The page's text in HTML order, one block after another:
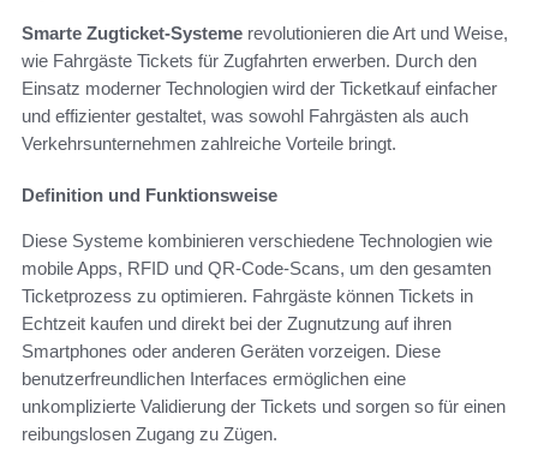
Smarte Zugticket-Systeme revolutionieren die Art und Weise,
wie Fahrgäste Tickets für Zugfahrten erwerben. Durch den
Einsatz moderner Technologien wird der Ticketkauf einfacher
und effizienter gestaltet, was sowohl Fahrgästen als auch
Verkehrsunternehmen zahlreiche Vorteile bringt.
Definition und Funktionsweise
Diese Systeme kombinieren verschiedene Technologien wie
mobile Apps, RFID und QR-Code-Scans, um den gesamten
Ticketprozess zu optimieren. Fahrgäste können Tickets in
Echtzeit kaufen und direkt bei der Zugnutzung auf ihren
Smartphones oder anderen Geräten vorzeigen. Diese
benutzerfreundlichen Interfaces ermöglichen eine
unkomplizierte Validierung der Tickets und sorgen so für einen
reibungslosen Zugang zu Zügen.